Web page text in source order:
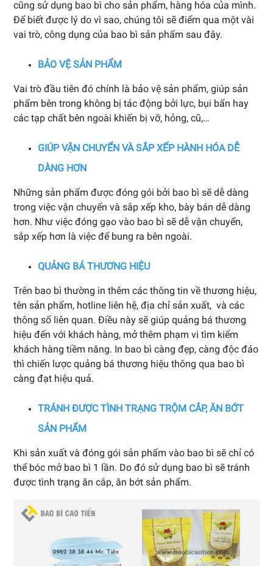
cũng sử dụng bao bì cho sản phẩm, hàng hóa của mình.
Để biết được lý do vì sao, chúng tôi sẽ điểm qua một vài
vai trò, công dụng của bao bì sản phẩm sau đây.
BẢO VỆ SẢN PHẨM
Vai trò đầu tiên đó chính là bảo vệ sản phẩm, giúp sản
phẩm bên trong không bị tác động bởi lực, bụi bẩn hay
các tạp chất bên ngoài khiến bị vỡ, hỏng, cũ,…
GIÚP VẬN CHUYỂN VÀ SẮP XẾP HÀNH HÓA DỄ
DÀNG HƠN
Những sản phẩm được đóng gói bởi bao bì sẽ dễ dàng
trong việc vận chuyển và sắp xếp kho, bày bán dễ dàng
hơn. Như việc đóng gạo vào bao bì sẽ dễ vận chuyển,
sắp xếp hơn là việc để bung ra bên ngoài.
QUẢNG BÁ THƯƠNG HIỆU
Trên bao bì thường in thêm các thông tin về thương hiệu,
tên sản phẩm, hotline liên hệ, địa chỉ sản xuất, và các
thông số liên quan. Điều này sẽ giúp quảng bá thương
hiệu đến với khách hàng, mở thêm phạm vi tìm kiếm
khách hàng tiềm năng. In bao bì càng đẹp, càng độc đáo
thì chiến lược quảng bá thương hiệu thông qua bao bì
càng đạt hiệu quả.
TRÁNH ĐƯỢC TÌNH TRẠNG TRỘM CẮP, ĂN BỚT
SẢN PHẨM
Khi sản xuất và đóng gói sản phẩm vào bao bì sẽ chỉ có
thể bóc mở bao bì 1 lần. Do đó sử dụng bao bì sẽ tránh
được tình trạng ăn cắp, ăn bớt sản phẩm.